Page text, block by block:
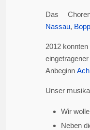
Das
Nassau,
2012
Anbeginn
Unser
Wir
Neben